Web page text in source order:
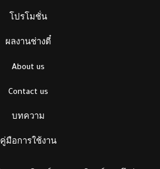
โปรโมชั่น
ผลงานช่างตี๋
About us
Contact us
บทความ
คู่มือการใช้งาน